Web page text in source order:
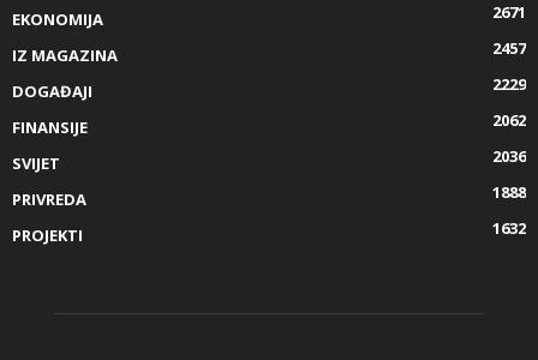
EKONOMIJA
2671
IZ MAGAZINA
2457
DOGAĐAJI
2229
FINANSIJE
2062
SVIJET
2036
PRIVREDA
1888
PROJEKTI
1632